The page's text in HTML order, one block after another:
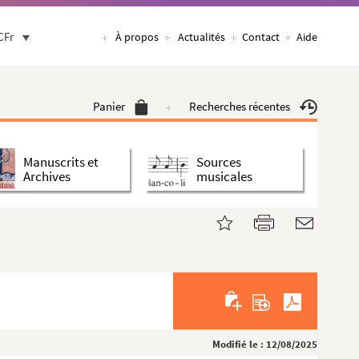
À propos Actualités Contact Aide
Panier Recherches récentes
Manuscrits et
Archives
Sources
musicales
Modifié le : 12/08/2025